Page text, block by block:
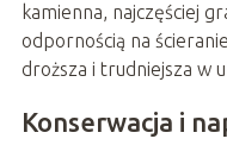
kamienna, najczęściej
odpornością na
droższa i trudniejsza w
Konserwacja i